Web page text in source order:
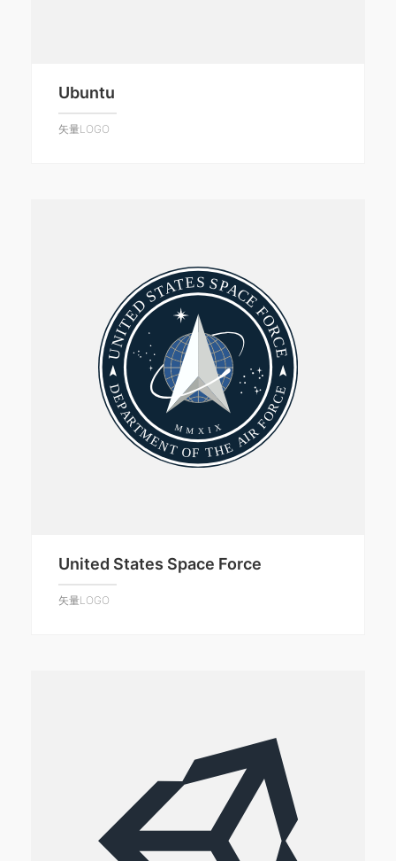
Ubuntu
矢量LOGO
United States Space Force
矢量LOGO